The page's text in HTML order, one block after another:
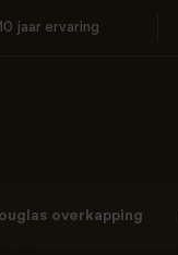
jaar ervaring
overkapping